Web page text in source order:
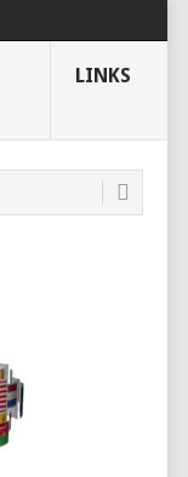
LINKS